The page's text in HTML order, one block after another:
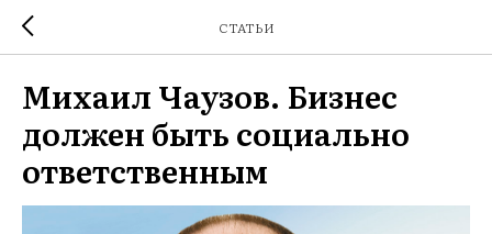
СТАТЬИ
Михаил Чаузов. Бизнес
должен быть социально
ответственным